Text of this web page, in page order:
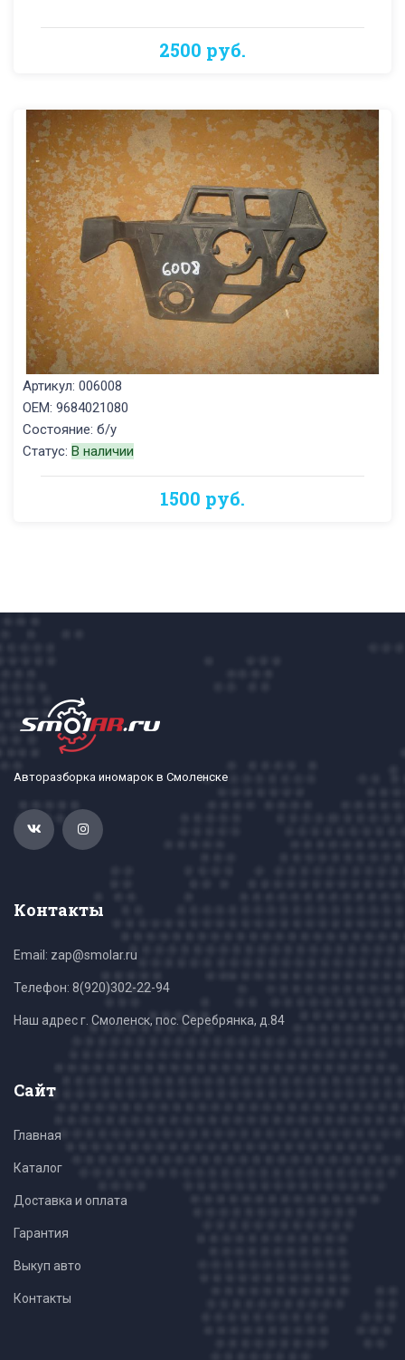
2500 руб.
Артикул: 006008
OEM: 9684021080
Состояние: б/у
Статус: В наличии
1500 руб.
Авторазборка иномарок в Смоленске
Контакты
Email: zap@smolar.ru
Телефон: 8(920)302-22-94
Наш адрес г. Смоленск, пос. Серебрянка, д.84
Сайт
Главная
Каталог
Доставка и оплата
Гарантия
Выкуп авто
Контакты